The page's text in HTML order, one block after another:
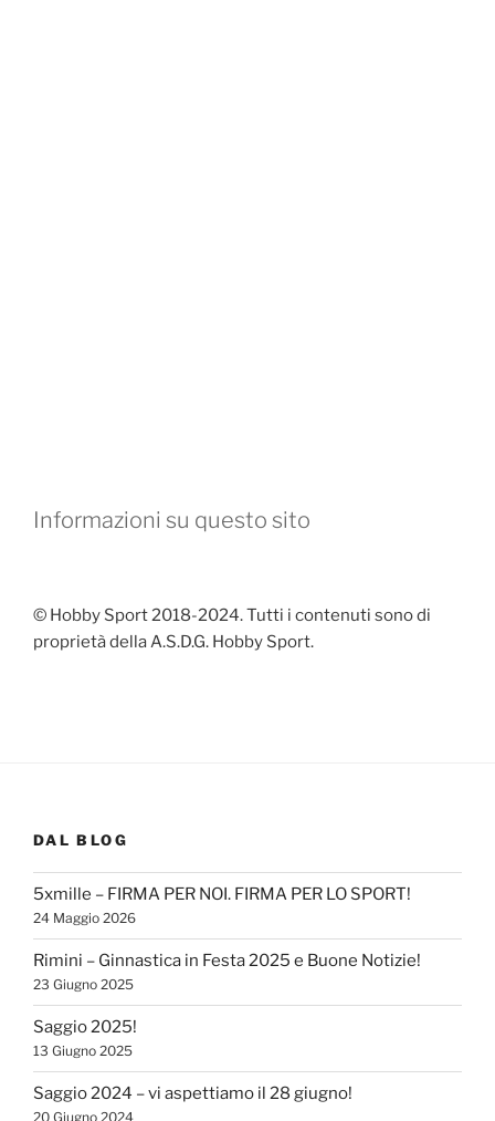
Informazioni su questo sito
© Hobby Sport 2018-2024. Tutti i contenuti sono di
proprietà della A.S.D.G. Hobby Sport.
DAL BLOG
5xmille – FIRMA PER NOI. FIRMA PER LO SPORT!
24 Maggio 2026
Rimini – Ginnastica in Festa 2025 e Buone Notizie!
23 Giugno 2025
Saggio 2025!
13 Giugno 2025
Saggio 2024 – vi aspettiamo il 28 giugno!
20 Giugno 2024